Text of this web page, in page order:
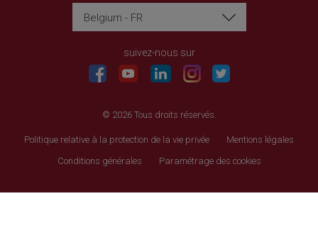
Belgium - FR
suivez-nous sur
© 2026 Tous droits réservés.
Politique relative à la protection de la vie privée
Mentions légales
Conditions générales
Paramétrage des cookies